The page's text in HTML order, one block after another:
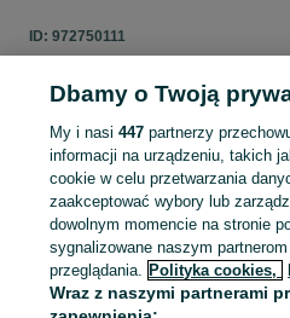
ID: 972750111
Zaloguj się lub załóż konto na
sprzedającym
Zaloguj się / Załóż konto
Dbamy o Twoją
My i nasi447 partnerzy
informacji na urządzeniu, takich
cookie w celu przetwarzania
zaakceptować wybory lub
dowolnym momencie na stronie
sygnalizowane naszym
przeglądania. Polityka cookies,
Wraz z naszymi partnerami